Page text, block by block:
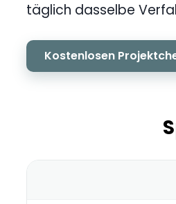
täglich dasselbe
Kostenlosen